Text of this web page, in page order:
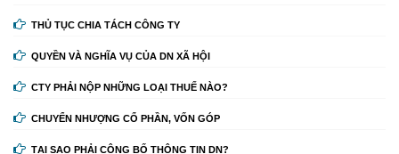
THỦ TỤC CHIA TÁCH CÔNG TY
QUYỀN VÀ NGHĨA VỤ CỦA DN XÃ HỘI
CTY PHẢI NỘP NHỮNG LOẠI THUẾ NÀO?
CHUYỂN NHƯỢNG CỔ PHẦN, VỐN GÓP
TẠI SAO PHẢI CÔNG BỐ THÔNG TIN DN?